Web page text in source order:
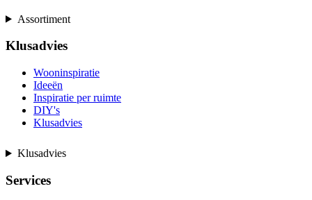
Assortiment
Klusadvies
Wooninspiratie
Ideeën
Inspiratie per ruimte
DIY's
Klusadvies
Klusadvies
Services